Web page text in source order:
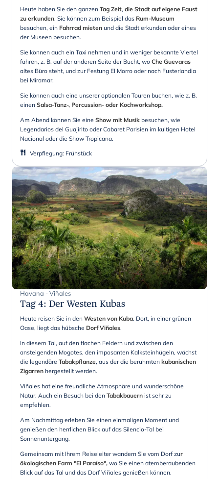
Heute haben Sie den ganzen Tag Zeit, die Stadt auf eigene Faust
zu erkunden. Sie können zum Beispiel das Rum-Museum
besuchen, ein Fahrrad mieten und die Stadt erkunden oder eines
der Museen besuchen.
Sie können auch ein Taxi nehmen und in weniger bekannte Viertel
fahren, z. B. auf der anderen Seite der Bucht, wo Che Guevaras
altes Büro steht, und zur Festung El Morro oder nach Fusterlandia
bei Miramar.
Sie können auch eine unserer optionalen Touren buchen, wie z. B.
einen Salsa-Tanz-, Percussion- oder Kochworkshop.
Am Abend können Sie eine Show mit Musik besuchen, wie
Legendarios del Guajirito oder Cabaret Parisien im kultigen Hotel
Nacional oder die Show Tropicana.
Verpflegung: Frühstück
Havana - Viñales
Tag 4: Der Westen Kubas
Heute reisen Sie in den Westen von Kuba. Dort, in einer grünen
Oase, liegt das hübsche Dorf Viñales.
In diesem Tal, auf den flachen Feldern und zwischen den
ansteigenden Mogotes, den imposanten Kalksteinhügeln, wächst
die legendäre Tabakpflanze, aus der die berühmten kubanischen
Zigarren hergestellt werden.
Viñales hat eine freundliche Atmosphäre und wunderschöne
Natur. Auch ein Besuch bei den Tabakbauern ist sehr zu
empfehlen.
Am Nachmittag erleben Sie einen einmaligen Moment und
genießen den herrlichen Blick auf das Silencio-Tal bei
Sonnenuntergang.
Gemeinsam mit Ihrem Reiseleiter wandern Sie vom Dorf zur
ökologischen Farm "El Paraíso", wo Sie einen atemberaubenden
Blick auf das Tal und das Dorf Viñales genießen können.